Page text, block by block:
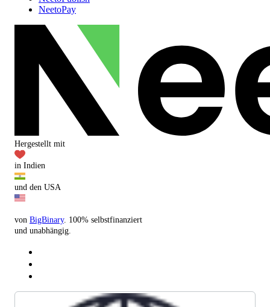
NeetoPay
Hergestellt mit
in Indien
und den USA
von BigBinary. 100% selbstfinanziert
und unabhängig.